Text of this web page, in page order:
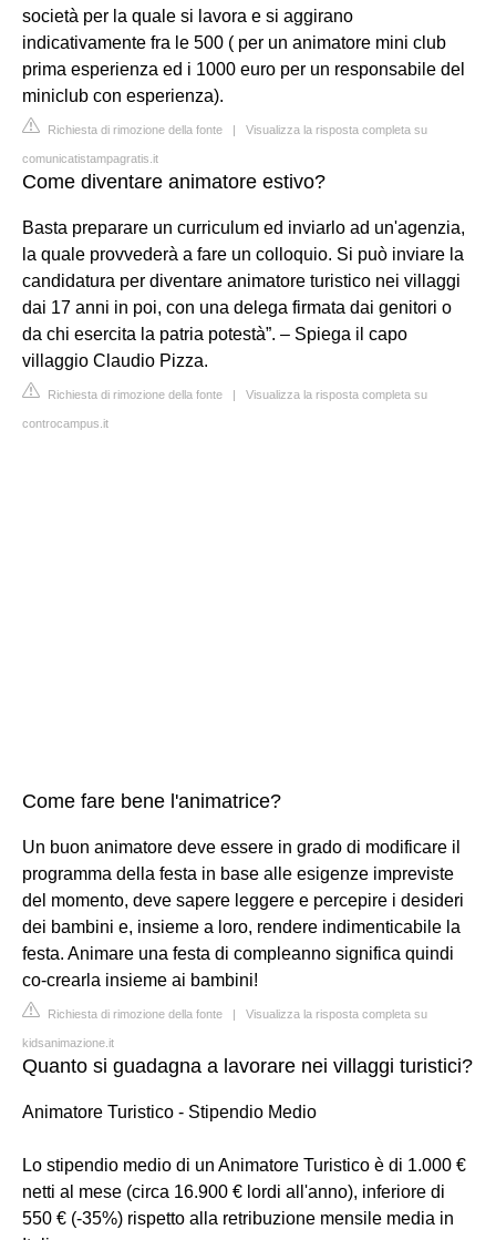
società per la quale si lavora e si aggirano
indicativamente fra le 500 ( per un animatore mini club
prima esperienza ed i 1000 euro per un responsabile del
miniclub con esperienza).
Richiesta di rimozione della fonte | Visualizza la risposta completa su
comunicatistampagratis.it
Come diventare animatore estivo?
Basta preparare un curriculum ed inviarlo ad un'agenzia,
la quale provvederà a fare un colloquio. Si può inviare la
candidatura per diventare animatore turistico nei villaggi
dai 17 anni in poi, con una delega firmata dai genitori o
da chi esercita la patria potestà”. – Spiega il capo
villaggio Claudio Pizza.
Richiesta di rimozione della fonte | Visualizza la risposta completa su
controcampus.it
Come fare bene l'animatrice?
Un buon animatore deve essere in grado di modificare il
programma della festa in base alle esigenze impreviste
del momento, deve sapere leggere e percepire i desideri
dei bambini e, insieme a loro, rendere indimenticabile la
festa. Animare una festa di compleanno significa quindi
co-crearla insieme ai bambini!
Richiesta di rimozione della fonte | Visualizza la risposta completa su
kidsanimazione.it
Quanto si guadagna a lavorare nei villaggi turistici?
Animatore Turistico - Stipendio Medio
Lo stipendio medio di un Animatore Turistico è di 1.000 €
netti al mese (circa 16.900 € lordi all'anno), inferiore di
550 € (-35%) rispetto alla retribuzione mensile media in